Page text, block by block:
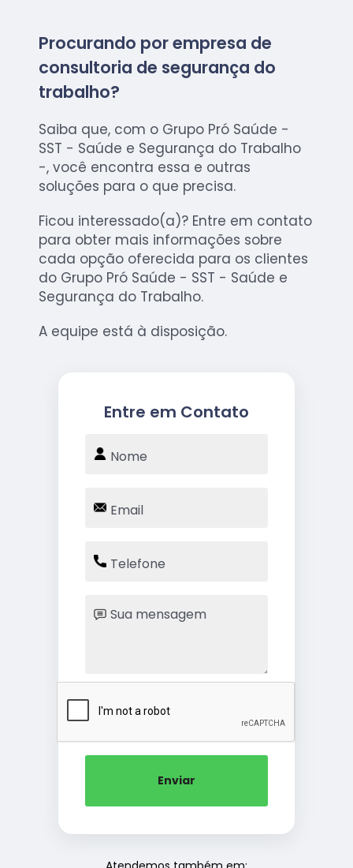
Procurando por empresa de
consultoria de segurança do
trabalho?
Saiba que, com o Grupo Pró Saúde -
SST - Saúde e Segurança do Trabalho
-, você encontra essa e outras
soluções para o que precisa.
Ficou interessado(a)? Entre em contato
para obter mais informações sobre
cada opção oferecida para os clientes
do Grupo Pró Saúde - SST - Saúde e
Segurança do Trabalho.
A equipe está à disposição.
Entre em Contato
Enviar